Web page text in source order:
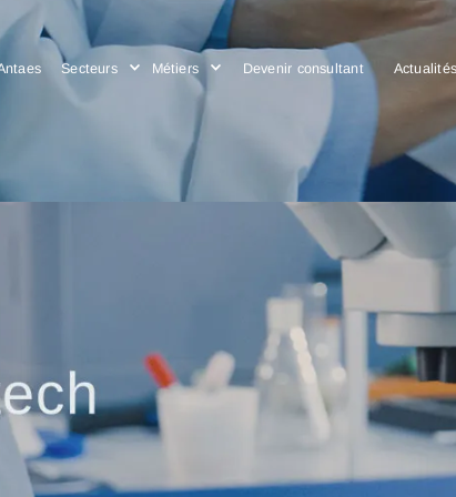
Choisir Antaes Secteurs Métiers Devenir consultant